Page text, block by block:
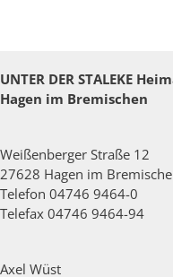
UNTER DER STALEKE
Hagen im Bremischen
Weißenberger Straße 12
27628 Hagen im
Telefon 04746 9464-0
Telefax 04746 9464-94
Axel Wüst